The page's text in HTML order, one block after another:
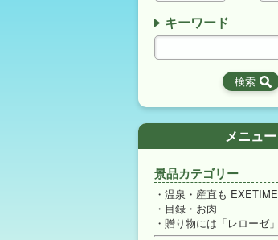
キーワード
メニュー
景品カテゴリー
温泉・産直も EXETIME
目録・お肉
贈り物には「レローゼ」